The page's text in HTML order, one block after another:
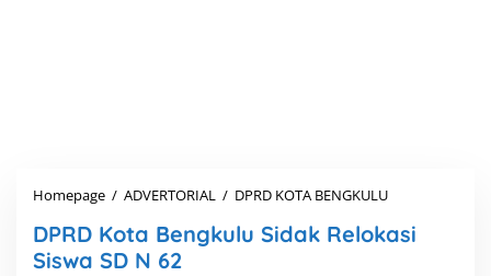
Homepage / ADVERTORIAL / DPRD KOTA BENGKULU
R
DPRD Kota Bengkulu Sidak Relokasi
Siswa SD N 62